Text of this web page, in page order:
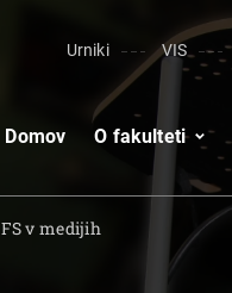
Urniki VIS
Domov O fakulteti
FS v medijih